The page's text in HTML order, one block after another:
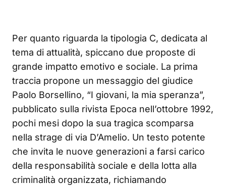
Per quanto riguarda la tipologia C, dedicata al
tema di attualità, spiccano due proposte di
grande impatto emotivo e sociale. La prima
traccia propone un messaggio del giudice
Paolo Borsellino, “I giovani, la mia speranza”,
pubblicato sulla rivista Epoca nell’ottobre 1992,
pochi mesi dopo la sua tragica scomparsa
nella strage di via D’Amelio. Un testo potente
che invita le nuove generazioni a farsi carico
della responsabilità sociale e della lotta alla
criminalità organizzata, richiamando